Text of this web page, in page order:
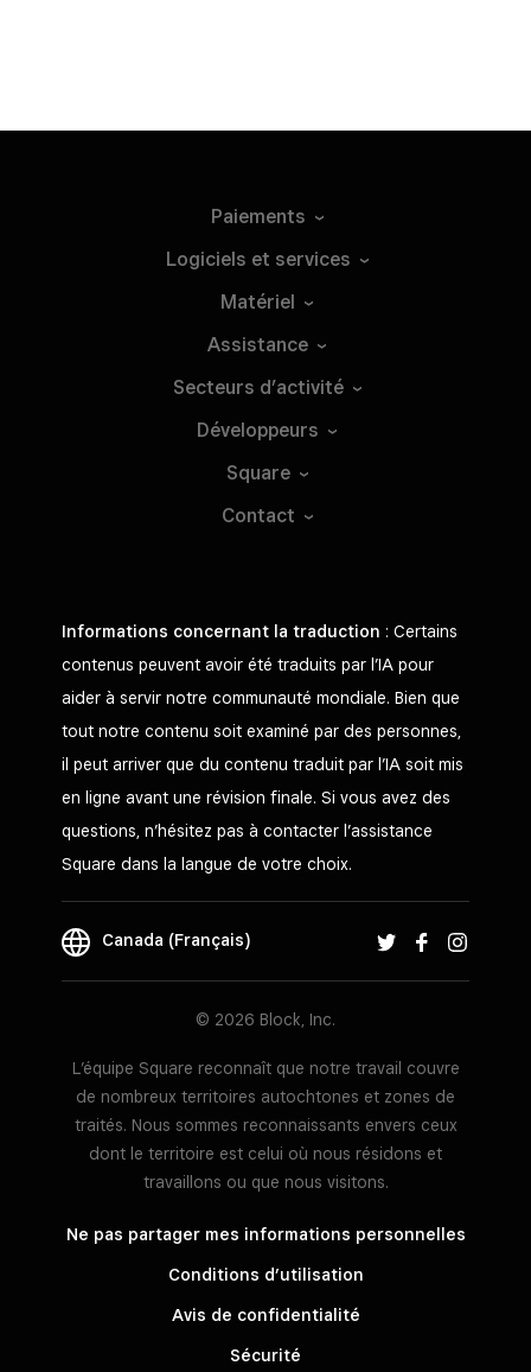
Paiements
Logiciels et services
Matériel
Assistance
Secteurs d’activité
Développeurs
Square
Contact
Informations concernant la traduction : Certains
contenus peuvent avoir été traduits par l’IA pour
aider à servir notre communauté mondiale. Bien que
tout notre contenu soit examiné par des personnes,
il peut arriver que du contenu traduit par l’IA soit mis
en ligne avant une révision finale. Si vous avez des
questions, n’hésitez pas à contacter l’assistance
Square dans la langue de votre choix.
Canada (Français)
© 2026 Block, Inc.
L’équipe Square reconnaît que notre travail couvre
de nombreux territoires autochtones et zones de
traités. Nous sommes reconnaissants envers ceux
dont le territoire est celui où nous résidons et
travaillons ou que nous visitons.
Ne pas partager mes informations personnelles
Conditions d’utilisation
Avis de confidentialité
Sécurité